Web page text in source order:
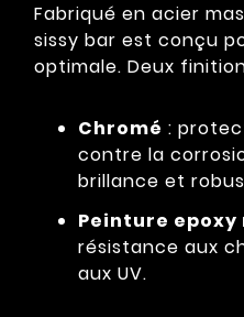
Fabriqué en acier
sissy bar est conçu
optimale. Deux
Chromé :
contre la
brillance et
Peinture epoxy
résistance aux
aux UV.